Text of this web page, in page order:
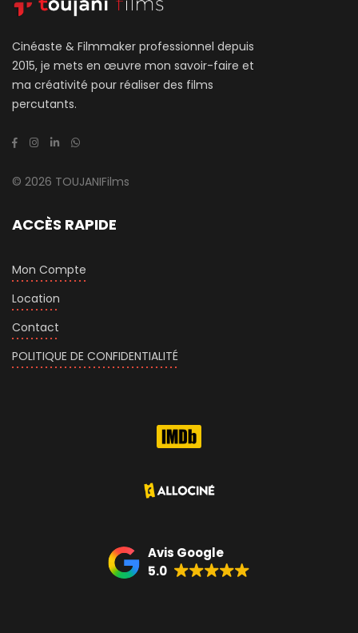
Cinéaste & Filmmaker professionnel depuis
2015, je mets en œuvre mon savoir-faire et
ma créativité pour réaliser des films
percutants.
© 2026 TOUJANIFilms
ACCÈS RAPIDE
Mon Compte
Location
Contact
POLITIQUE DE CONFIDENTIALITÉ
Avis Google
5.0